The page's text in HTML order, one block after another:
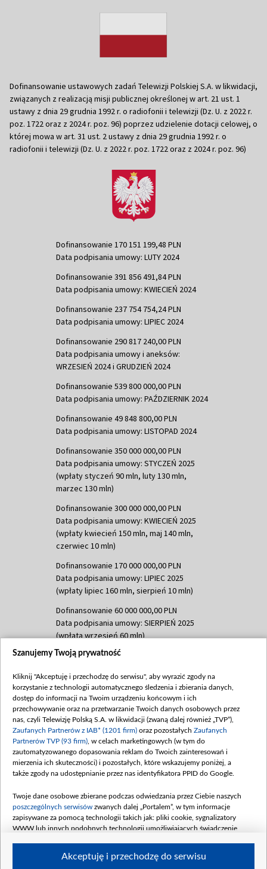
Dofinansowanie ustawowych zadań Telewizji Polskiej S.A. w likwidacji,
związanych z realizacją misji publicznej określonej w art. 21 ust. 1
ustawy z dnia 29 grudnia 1992 r. o radiofonii i telewizji (Dz. U. z 2022 r.
poz. 1722 oraz z 2024 r. poz. 96) poprzez udzielenie dotacji celowej, o
której mowa w art. 31 ust. 2 ustawy z dnia 29 grudnia 1992 r. o
radiofonii i telewizji (Dz. U. z 2022 r. poz. 1722 oraz z 2024 r. poz. 96)
Dofinansowanie 170 151 199,48 PLN
Data podpisania umowy: LUTY 2024
Dofinansowanie 391 856 491,84 PLN
Data podpisania umowy: KWIECIEŃ 2024
Dofinansowanie 237 754 754,24 PLN
Data podpisania umowy: LIPIEC 2024
Dofinansowanie 290 817 240,00 PLN
Data podpisania umowy i aneksów:
WRZESIEŃ 2024 i GRUDZIEŃ 2024
Dofinansowanie 539 800 000,00 PLN
Data podpisania umowy: PAŹDZIERNIK 2024
Dofinansowanie 49 848 800,00 PLN
Data podpisania umowy: LISTOPAD 2024
Dofinansowanie 350 000 000,00 PLN
Data podpisania umowy: STYCZEŃ 2025
(wpłaty styczeń 90 mln, luty 130 mln,
marzec 130 mln)
Dofinansowanie 300 000 000,00 PLN
Data podpisania umowy: KWIECIEŃ 2025
(wpłaty kwiecień 150 mln, maj 140 mln,
czerwiec 10 mln)
Dofinansowanie 170 000 000,00 PLN
Data podpisania umowy: LIPIEC 2025
(wpłaty lipiec 160 mln, sierpień 10 mln)
Dofinansowanie 60 000 000,00 PLN
Data podpisania umowy: SIERPIEŃ 2025
(wpłata wrzesień 60 mln)
Dofinansowanie 635 783 051,21 PLN
(wpłata wrzesień 100 mln, październik 350
mln, listopad 265 mln)
Dofinansowanie 48 862 000,00 PLN
Data podpisania umowy: GRUDZIEŃ 2025
(wpłata grudzień 60,548 mln)
Dofinansowanie 900 000 000,00 PLN
Data podpisania umowy: LUTY 2026 (wpłata
kwiecień 180 mln, 7 maja 180 mln, 8
czerwca 90 mln)
Dofinansowanie 250 000 000,00 PLN
4 sierpnia 250 mln
Szanujemy Twoją prywatność
Kliknij "Akceptuję i przechodzę do serwisu", aby wyrazić zgody na
korzystanie z technologii automatycznego śledzenia i zbierania danych,
dostęp do informacji na Twoim urządzeniu końcowym i ich
przechowywanie oraz na przetwarzanie Twoich danych osobowych przez
nas, czyli Telewizję Polską S.A. w likwidacji (zwaną dalej również „TVP”),
Zaufanych Partnerów z IAB* (1201 firm) oraz pozostałych Zaufanych
Partnerów TVP (93 firm) , w celach marketingowych (w tym do
zautomatyzowanego dopasowania reklam do Twoich zainteresowań i
mierzenia ich skuteczności) i pozostałych, które wskazujemy poniżej, a
także zgody na udostępnianie przez nas identyfikatora PPID do Google.
Twoje dane osobowe zbierane podczas odwiedzania przez Ciebie naszych
poszczególnych serwisów zwanych dalej „Portalem”, w tym informacje
zapisywane za pomocą technologii takich jak: pliki cookie, sygnalizatory
WWW lub innych podobnych technologii umożliwiających świadczenie
Akceptuję i przechodzę do serwisu